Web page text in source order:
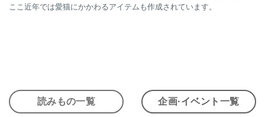
ここ近年では愛猫にかかわるアイテムも作成されています。
読みもの一覧 企画·イベント一覧